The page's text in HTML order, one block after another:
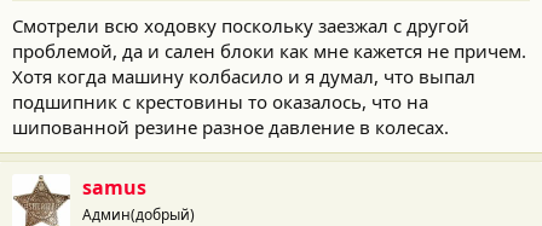
Смотрели всю ходовку поскольку заезжал с другой
проблемой, да и сален блоки как мне кажется не причем.
Хотя когда машину колбасило и я думал, что выпал
подшипник с крестовины то оказалось, что на
шипованной резине разное давление в колесах.
samus
Админ(добрый)